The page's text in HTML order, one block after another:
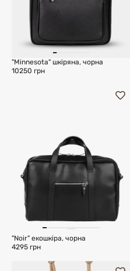
"Minnesota" шкіряна, чорна
10250 грн
"Noir" екошкіра, чорна
4295 грн